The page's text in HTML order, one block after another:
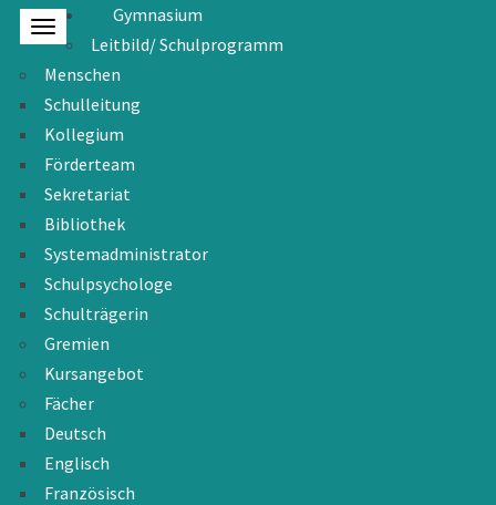
Gymnasium
Leitbild/ Schulprogramm
Menschen
Schulleitung
Kollegium
Förderteam
Sekretariat
Bibliothek
Systemadministrator
Schulpsychologe
Schulträgerin
Gremien
Kursangebot
Fächer
Deutsch
Englisch
Französisch